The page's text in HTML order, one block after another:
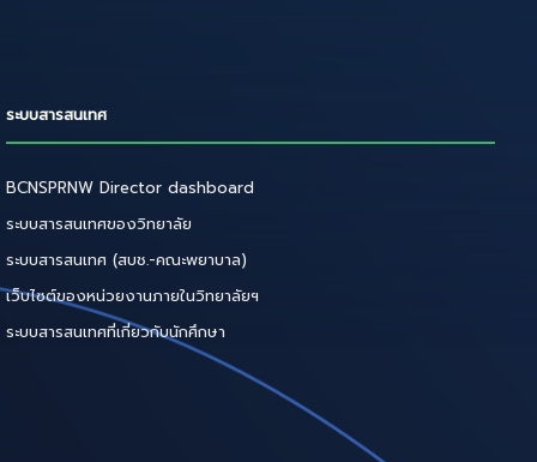
ระบบสารสนเทศ
BCNSPRNW Director dashboard
ระบบสารสนเทศของวิทยาลัย
ระบบสารสนเทศ (สบช.-คณะพยาบาล)
เว็บไซต์ของหน่วยงานภายในวิทยาลัยฯ
ระบบสารสนเทศที่เกี่ยวกับนักศึกษา